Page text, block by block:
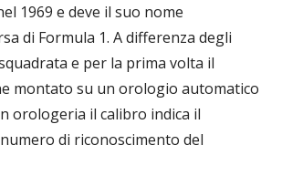
1969 e deve il suo nome
di Formula 1. A differenza degli
e per la prima volta il
montato su un orologio automatico
orologeria il calibro indica il
di riconoscimento del